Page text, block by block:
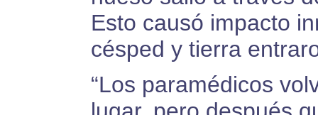
Esto causó impacto
césped y tierra
“Los paramédicos